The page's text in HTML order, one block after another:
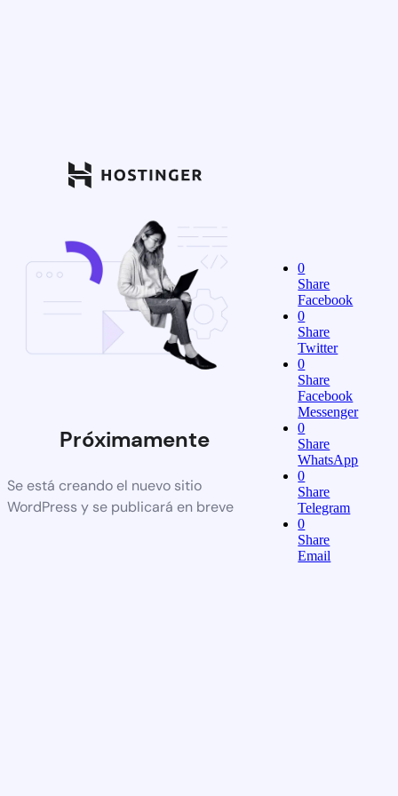
Próximamente
Se está creando el nuevo sitio
WordPress y se publicará en breve
0
Share
Facebook
0
Share
Twitter
0
Share
Facebook
Messenger
0
Share
WhatsApp
0
Share
Telegram
0
Share
Email